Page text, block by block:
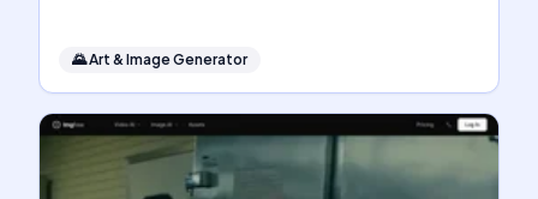
🌄Art & Image Generator